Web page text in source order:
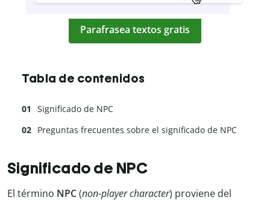
Parafrasea textos gratis
Tabla de contenidos
Significado de NPC
Preguntas frecuentes sobre el significado de NPC
Significado de NPC
El término NPC(non-player character) proviene del